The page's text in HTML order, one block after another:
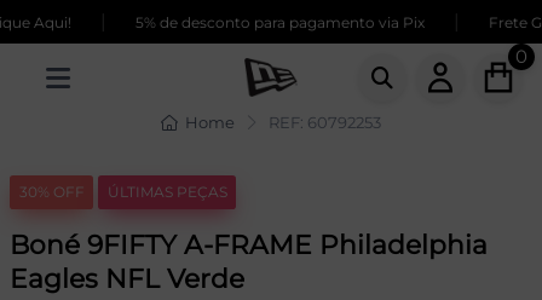
Aqui! 5% de desconto para pagamento via Pix Frete
0
Home REF: 60792253
30% OFF ÚLTIMAS PEÇAS
Boné 9FIFTY A-FRAME Philadelphia
Eagles NFL Verde